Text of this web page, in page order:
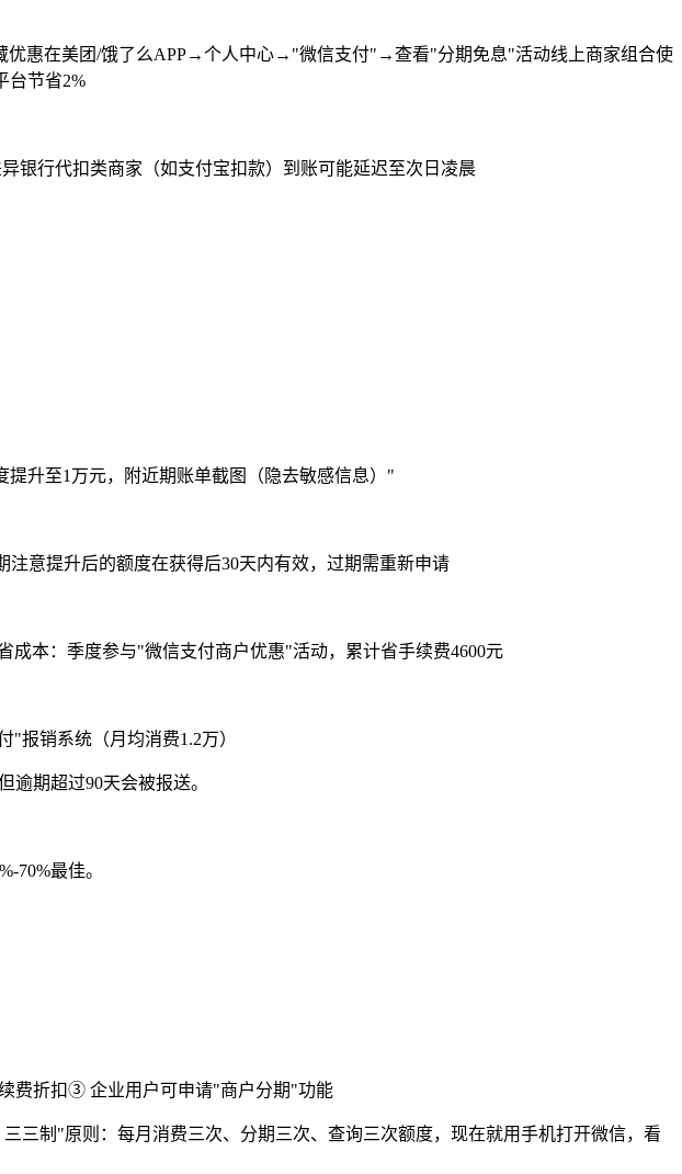
惠在美团/饿了么APP→个人中心→"微信支付"→查看"分期免息"活动线上商家组合使
台节省2%
银行代扣类商家（如支付宝扣款）到账可能延迟至次日凌晨
升至1万元，附近期账单截图（隐去敏感信息）"
意提升后的额度在获得后30天内有效，过期需重新申请
成本：季度参与"微信支付商户优惠"活动，累计省手续费4600元
报销系统（月均消费1.2万）
逾期超过90天会被报送。
70%最佳。
费折扣③ 企业用户可申请"商户分期"功能
三制"原则：每月消费三次、分期三次、查询三次额度，现在就用手机打开微信，看